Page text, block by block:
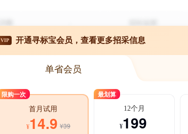
VIP 开通寻标宝会员，查看更多招采信息
单省会员
限购一次
首月试用
¥14.9 ¥39
最划算
12个月
¥199